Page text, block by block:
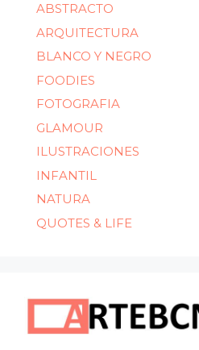
ABSTRACTO
ARQUITECTURA
BLANCO Y NEGRO
FOODIES
FOTOGRAFIA
GLAMOUR
ILUSTRACIONES
INFANTIL
NATURA
QUOTES & LIFE